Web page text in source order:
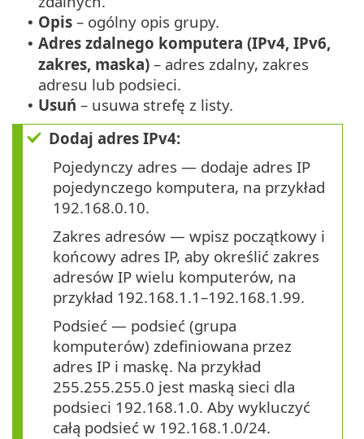
• Opis – ogólny opis grupy.
• Adres zdalnego komputera (IPv4, IPv6,
zakres, maska) – adres zdalny, zakres
adresu lub podsieci.
• Usuń – usuwa strefę z listy.
Dodaj adres IPv4:
Pojedynczy adres — dodaje adres IP
pojedynczego komputera, na przykład
192.168.0.10.
Zakres adresów — wpisz początkowy i
końcowy adres IP, aby określić zakres
adresów IP wielu komputerów, na
przykład 192.168.1.1–192.168.1.99.
Podsieć — podsieć (grupa
komputerów) zdefiniowana przez
adres IP i maskę. Na przykład
255.255.255.0 jest maską sieci dla
podsieci 192.168.1.0. Aby wykluczyć
całą podsieć w 192.168.1.0/24.